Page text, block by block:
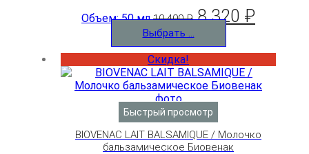
Объем: 50 мл 10 400₽ 8 320 ₽
Выбрать ...
Скидка!
Быстрый просмотр
BIOVENAC LAIT BALSAMIQUE / Молочко
бальзамическое Биовенак